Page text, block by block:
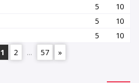
5
10
5
10
5
10
1 2 ... 57 »